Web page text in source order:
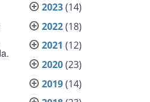
2023(14)
2022(18)
2021 (12)
2020(23)
2019(14)